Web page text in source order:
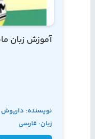
نویسنده: داریوش
نیک مهر
زبان: فارسی